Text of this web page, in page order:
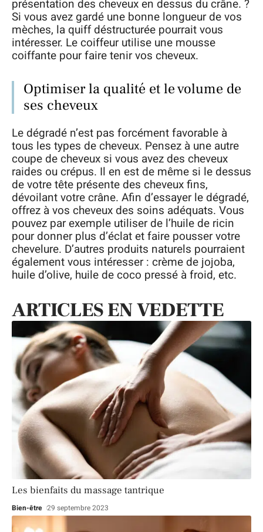
présentation des cheveux en dessus du crâne. ?
Si vous avez gardé une bonne longueur de vos
mèches, la quiff déstructurée pourrait vous
intéresser. Le coiffeur utilise une mousse
coiffante pour faire tenir vos cheveux.
Optimiser la qualité et le volume de
ses cheveux
Le dégradé n’est pas forcément favorable à
tous les types de cheveux. Pensez à une autre
coupe de cheveux si vous avez des cheveux
raides ou crépus. Il en est de même si le dessus
de votre tête présente des cheveux fins,
dévoilant votre crâne. Afin d’essayer le dégradé,
offrez à vos cheveux des soins adéquats. Vous
pouvez par exemple utiliser de l’huile de ricin
pour donner plus d’éclat et faire pousser votre
chevelure. D’autres produits naturels pourraient
également vous intéresser : crème de jojoba,
huile d’olive, huile de coco pressé à froid, etc.
ARTICLES EN VEDETTE
Les bienfaits du massage tantrique
Bien-être 29 septembre 2023